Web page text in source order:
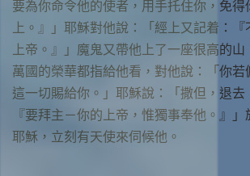
要為你命令他的使者，用手托住你，免得
上。』」耶穌對他說：「經上又記着：
上帝。』」魔鬼又帶他上了一座很高的
萬國的榮華都指給他看，對他說：「你若
這一切賜給你。」耶穌說：「撒但，退去
『要拜主－你的上帝，惟獨事奉他。』
耶穌，立刻有天使來伺候他。